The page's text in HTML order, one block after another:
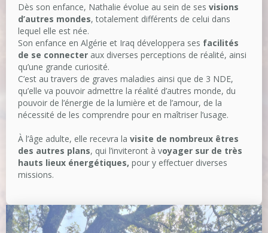
Dès son enfance, Nathalie évolue au sein de ses visions
d’autres mondes, totalement différents de celui dans
lequel elle est née.
Son enfance en Algérie et Iraq développera ses facilités
de se connecter aux diverses perceptions de réalité, ainsi
qu’une grande curiosité.
C’est au travers de graves maladies ainsi que de 3 NDE,
qu’elle va pouvoir admettre la réalité d’autres monde, du
pouvoir de l’énergie de la lumière et de l’amour, de la
nécessité de les comprendre pour en maîtriser l’usage.
À l’âge adulte, elle recevra la visite de nombreux êtres
des autres plans, qui l’inviteront à voyager sur de très
hauts lieux énergétiques, pour y effectuer diverses
missions.